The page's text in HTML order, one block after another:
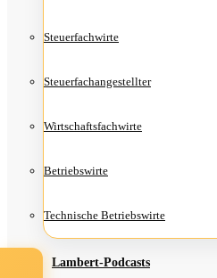
Steu­er­fach­wir­te
Steu­er­fach­an­ge­stell­ter
Wirt­schafts­fach­wir­te
Betriebs­wir­te
Tech­ni­sche Betriebswirte
Lam­­bert-Pod­­casts